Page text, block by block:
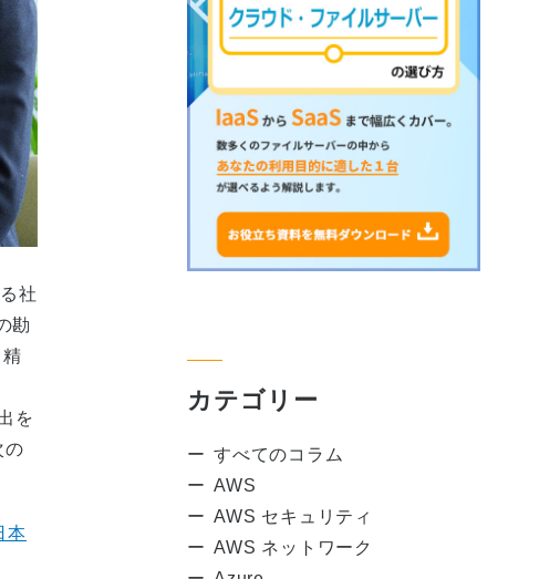
社
勘
を
の
本
カテゴリー
すべてのコラム
AWS
AWS セキュリティ
AWS ネットワーク